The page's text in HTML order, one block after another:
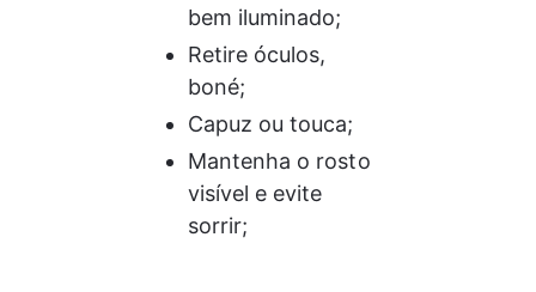
bem iluminado;
Retire óculos,
boné;
Capuz ou touca;
Mantenha o rosto
visível e evite
sorrir;